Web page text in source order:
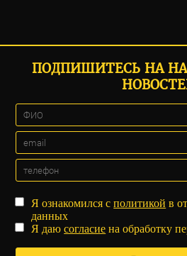
ПОДПИШИТЕСЬ НА
Я ознакомился сполитикой в
данных
Я даюсогласие на обработку